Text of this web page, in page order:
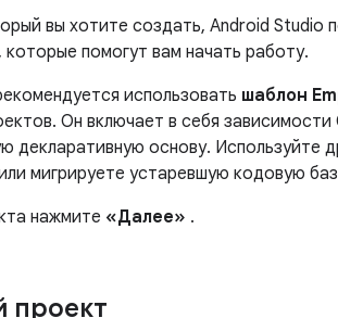
вы хотите создать, Android Studio
помогут вам начать работу.
использовать шаблон
Он включает в себя
декларативную основу. Используйте
мигрируете устаревшую кодовую
нажмите «Далее» .
проект